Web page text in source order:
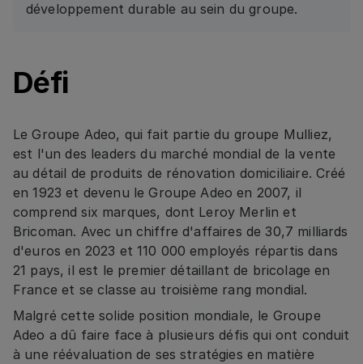
développement durable au sein du groupe.
Défi
Le Groupe Adeo, qui fait partie du groupe Mulliez,
est l'un des leaders du marché mondial de la vente
au détail de produits de rénovation domiciliaire. Créé
en 1923 et devenu le Groupe Adeo en 2007, il
comprend six marques, dont Leroy Merlin et
Bricoman. Avec un chiffre d'affaires de 30,7 milliards
d'euros en 2023 et 110 000 employés répartis dans
21 pays, il est le premier détaillant de bricolage en
France et se classe au troisième rang mondial.
Malgré cette solide position mondiale, le Groupe
Adeo a dû faire face à plusieurs défis qui ont conduit
à une réévaluation de ses stratégies en matière